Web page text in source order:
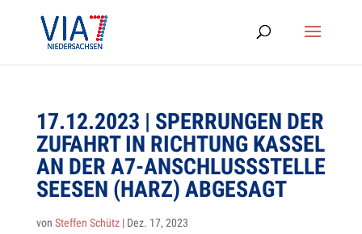
17.12.2023 | SPER­RUN­GEN DER
ZUFAHRT IN RICH­TUNG KAS­SEL
AN DER A7-ANSCHLUSS­STELLE
SEE­SEN (HARZ) ABGESAGT
von Steffen Schütz| Dez. 17, 2023